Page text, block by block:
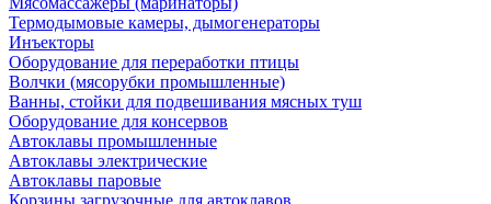
Термодымовые камеры, дымогенераторы
Инъекторы
Оборудование для переработки птицы
Волчки (мясорубки промышленные)
Ванны, стойки для подвешивания мясных туш
Оборудование для консервов
Автоклавы промышленные
Автоклавы электрические
Автоклавы паровые
Корзины загрузочные для автоклавов